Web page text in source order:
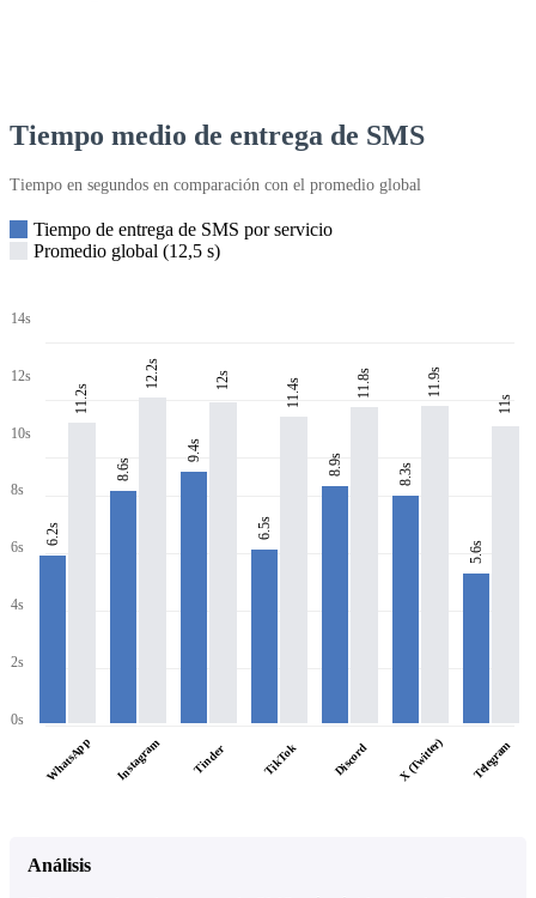
Tiempo medio de entrega de SMS
Tiempo en segundos en comparación con el promedio global
Tiempo de entrega de SMS por servicio
Promedio global (12,5 s)
14s
12s
10s
8s
6s
4s
2s
0s
6.2s
11.2s
WhatsApp
8.6s
12.2s
Instagram
9.4s
12s
Tinder
6.5s
11.4s
TikTok
8.9s
11.8s
Discord
8.3s
11.9s
X (Twitter)
5.6s
11s
Telegram
Análisis